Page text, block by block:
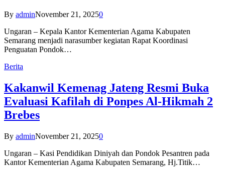
By adminNovember 21, 20250
Ungaran – Kepala Kantor Kementerian Agama Kabupaten
Semarang menjadi narasumber kegiatan Rapat Koordinasi
Penguatan Pondok…
Berita
Kakanwil Kemenag Jateng Resmi Buka
Evaluasi Kafilah di Ponpes Al-Hikmah 2
Brebes
By adminNovember 21, 20250
Ungaran – Kasi Pendidikan Diniyah dan Pondok Pesantren pada
Kantor Kementerian Agama Kabupaten Semarang, Hj.Titik…